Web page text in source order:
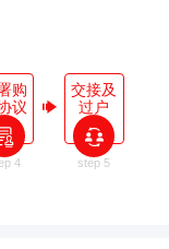
购
议
4
交接及
过户
step 5